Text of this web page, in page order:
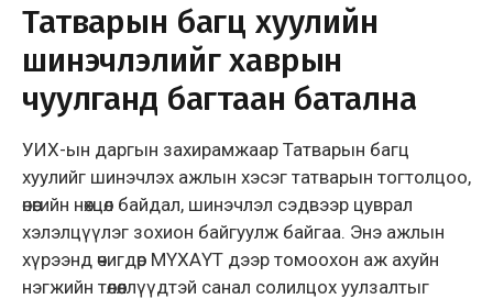
Татварын багц хуулийн
шинэчлэлийг хаврын
чуулганд багтаан батална
УИХ-ын даргын захирамжаар Татварын багц
хуулийг шинэчлэх ажлын хэсэг татварын тогтолцоо,
өнөөгийн нөхцөл байдал, шинэчлэл сэдвээр цуврал
хэлэлцүүлэг зохион байгуулж байгаа. Энэ ажлын
хүрээнд өчигдөр МҮХАҮТ дээр томоохон аж ахуйн
нэгжийн төлөөллүүдтэй санал солилцох уулзалтыг